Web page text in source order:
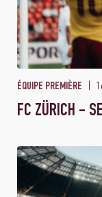
ÉQUIPE PREMIÈRE
FC ZÜRICH -